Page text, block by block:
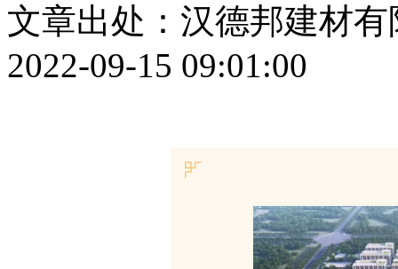
文章出处：汉德邦建材有
2022-09-15 09:01:00